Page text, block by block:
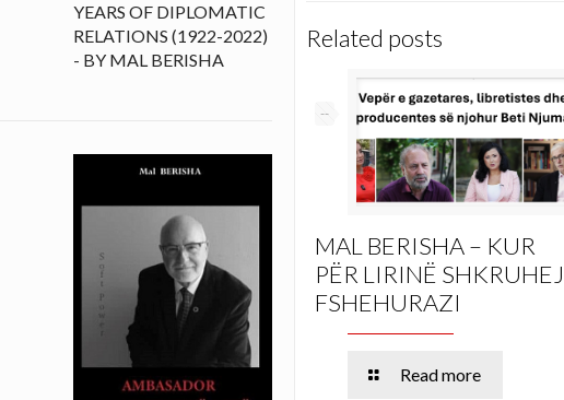
Related posts
--
MAL BERISHA – KUR
PËR LIRINË SHKRUHEJ
FSHEHURAZI
Read more
YEARS OF DIPLOMATIC
RELATIONS (1922-2022)
- BY MAL BERISHA